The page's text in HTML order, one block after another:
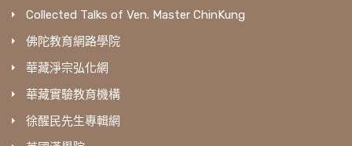
Collected Talks of Ven. Master ChinKung
佛陀教育網路學院
華藏淨宗弘化網
華藏實驗教育機構
徐醒民先生專輯網